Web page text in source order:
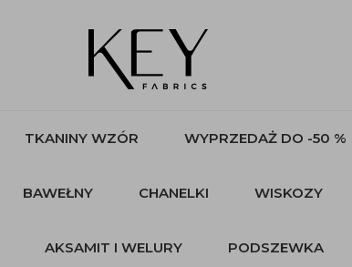
TKANINY WZÓR WYPRZEDAŻ DO -50 %
BAWEŁNY CHANELKI WISKOZY
AKSAMIT I WELURY PODSZEWKA